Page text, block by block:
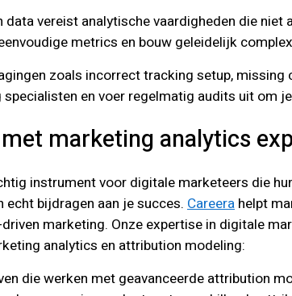
vereist analytische vaardigheden die
metrics en bouw geleidelijk
zoals incorrect tracking setup,
en voer regelmatig audits uit om
marketing analytics
instrument voor digitale marketeers die
echt bijdragen aan je succes. Careera helpt
marketing. Onze expertise in digitale
analytics en attribution modeling:
die werken met geavanceerde attribution